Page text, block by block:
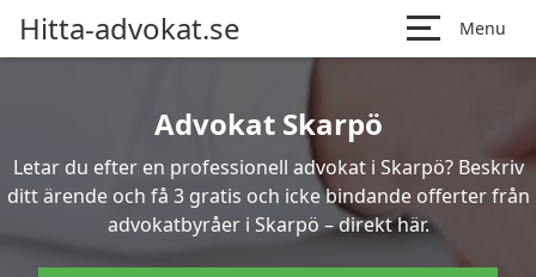
Hitta-advokat.se Menu
Advokat Skarpö
Letar du efter en professionell advokat i Skarpö? Beskriv
ditt ärende och få 3 gratis och icke bindande offerter från
advokatbyråer i Skarpö – direkt här.